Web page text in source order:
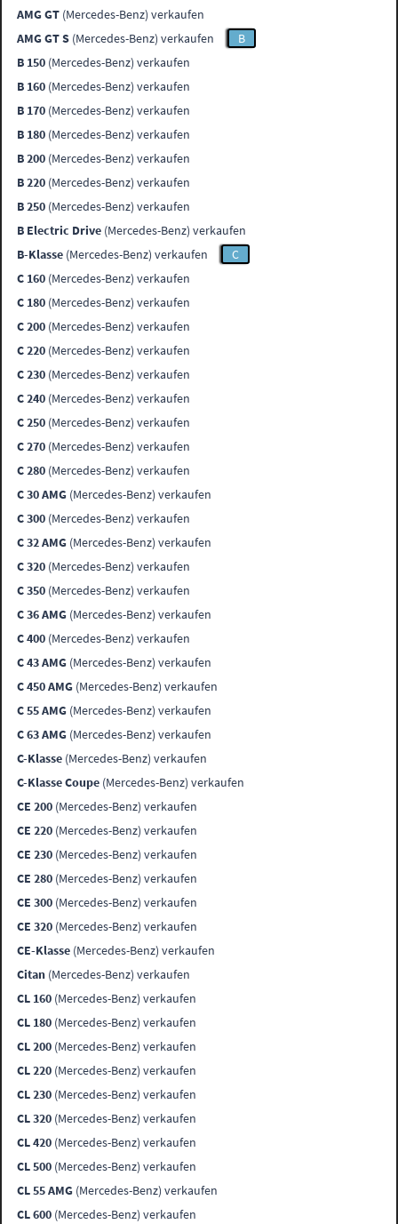
AMG GT (Mercedes-Benz) verkaufen
AMG GT S (Mercedes-Benz) verkaufen
B
B 150 (Mercedes-Benz) verkaufen
B 160 (Mercedes-Benz) verkaufen
B 170 (Mercedes-Benz) verkaufen
B 180 (Mercedes-Benz) verkaufen
B 200 (Mercedes-Benz) verkaufen
B 220 (Mercedes-Benz) verkaufen
B 250 (Mercedes-Benz) verkaufen
B Electric Drive (Mercedes-Benz) verkaufen
B-Klasse (Mercedes-Benz) verkaufen
C
C 160 (Mercedes-Benz) verkaufen
C 180 (Mercedes-Benz) verkaufen
C 200 (Mercedes-Benz) verkaufen
C 220 (Mercedes-Benz) verkaufen
C 230 (Mercedes-Benz) verkaufen
C 240 (Mercedes-Benz) verkaufen
C 250 (Mercedes-Benz) verkaufen
C 270 (Mercedes-Benz) verkaufen
C 280 (Mercedes-Benz) verkaufen
C 30 AMG (Mercedes-Benz) verkaufen
C 300 (Mercedes-Benz) verkaufen
C 32 AMG (Mercedes-Benz) verkaufen
C 320 (Mercedes-Benz) verkaufen
C 350 (Mercedes-Benz) verkaufen
C 36 AMG (Mercedes-Benz) verkaufen
C 400 (Mercedes-Benz) verkaufen
C 43 AMG (Mercedes-Benz) verkaufen
C 450 AMG (Mercedes-Benz) verkaufen
C 55 AMG (Mercedes-Benz) verkaufen
C 63 AMG (Mercedes-Benz) verkaufen
C-Klasse (Mercedes-Benz) verkaufen
C-Klasse Coupe (Mercedes-Benz) verkaufen
CE 200 (Mercedes-Benz) verkaufen
CE 220 (Mercedes-Benz) verkaufen
CE 230 (Mercedes-Benz) verkaufen
CE 280 (Mercedes-Benz) verkaufen
CE 300 (Mercedes-Benz) verkaufen
CE 320 (Mercedes-Benz) verkaufen
CE-Klasse (Mercedes-Benz) verkaufen
Citan (Mercedes-Benz) verkaufen
CL 160 (Mercedes-Benz) verkaufen
CL 180 (Mercedes-Benz) verkaufen
CL 200 (Mercedes-Benz) verkaufen
CL 220 (Mercedes-Benz) verkaufen
CL 230 (Mercedes-Benz) verkaufen
CL 320 (Mercedes-Benz) verkaufen
CL 420 (Mercedes-Benz) verkaufen
CL 500 (Mercedes-Benz) verkaufen
CL 55 AMG (Mercedes-Benz) verkaufen
CL 600 (Mercedes-Benz) verkaufen